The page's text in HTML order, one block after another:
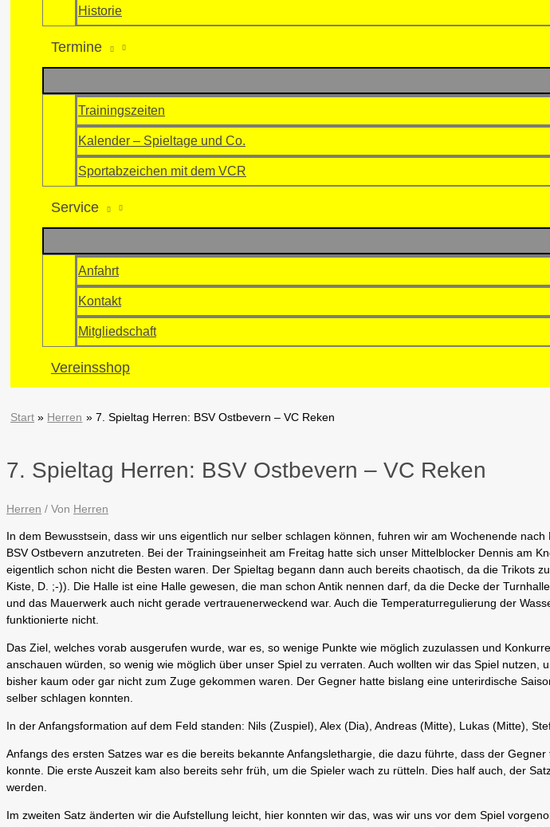
Historie
Termine
Trainingszeiten
Kalender – Spieltage und Co.
Sportabzeichen mit dem VCR
Service
Anfahrt
Kontakt
Mitgliedschaft
Vereinsshop
Start Herren 7. Spieltag Herren: BSV Ostbevern – VC Reken
7. Spieltag Herren: BSV Ostbevern – VC Reken
Herren / Von Herren
In dem Bewusstsein, dass wir uns eigentlich nur selber schlagen können, fuhren wir am Wochenende
BSV Ostbevern anzutreten. Bei der Trainingseinheit am Freitag hatte sich unser Mittelblocker Dennis am
eigentlich schon nicht die Besten waren. Der Spieltag begann dann auch bereits chaotisch, da die Trikots
Kiste, D. ;-)). Die Halle ist eine Halle gewesen, die man schon Antik nennen darf, da die Decke der
und das Mauerwerk auch nicht gerade vertrauenerweckend war. Auch die Temperaturregulierung der
funktionierte nicht.
Das Ziel, welches vorab ausgerufen wurde, war es, so wenige Punkte wie möglich zuzulassen und
anschauen würden, so wenig wie möglich über unser Spiel zu verraten. Auch wollten wir das Spiel nutzen,
bisher kaum oder gar nicht zum Zuge gekommen waren. Der Gegner hatte bislang eine unterirdische
selber schlagen konnten.
In der Anfangsformation auf dem Feld standen: Nils (Zuspiel), Alex (Dia), Andreas (Mitte), Lukas (Mitte),
Anfangs des ersten Satzes war es die bereits bekannte Anfangslethargie, die dazu führte, dass der
konnte. Die erste Auszeit kam also bereits sehr früh, um die Spieler wach zu rütteln. Dies half auch, der
werden.
Im zweiten Satz änderten wir die Aufstellung leicht, hier konnten wir das, was wir uns vor dem Spiel